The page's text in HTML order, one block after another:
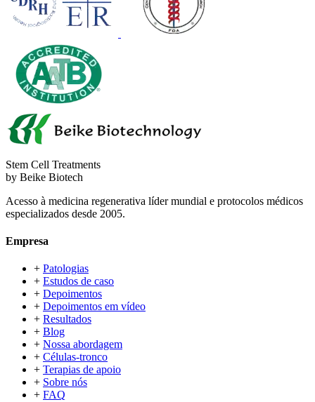
Stem Cell Treatments
by Beike Biotech
Acesso à medicina regenerativa líder mundial e protocolos médicos
especializados desde 2005.
Empresa
+ Patologias
+ Estudos de caso
+ Depoimentos
+ Depoimentos em vídeo
+ Resultados
+ Blog
+ Nossa abordagem
+ Células-tronco
+ Terapias de apoio
+ Sobre nós
+ FAQ